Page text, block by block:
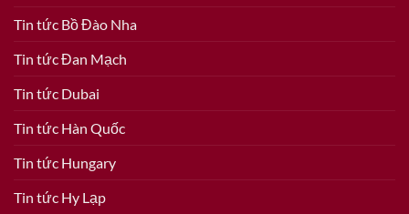
Tin tức Bồ Đào Nha
Tin tức Đan Mạch
Tin tức Dubai
Tin tức Hàn Quốc
Tin tức Hungary
Tin tức Hy Lạp